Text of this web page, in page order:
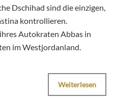
Dschihad sind die einzigen,
kontrollieren.
Autokraten Abbas in
im Westjordanland.
Weiterlesen